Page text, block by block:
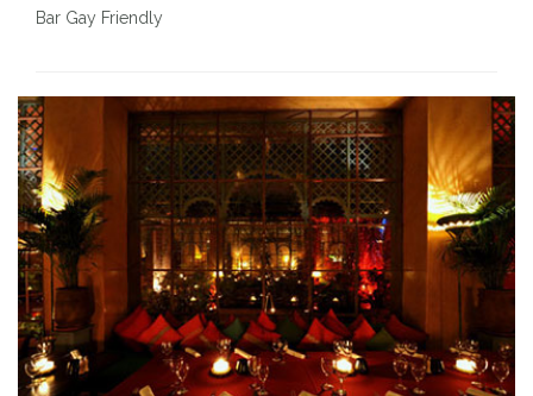
Bar Gay Friendly